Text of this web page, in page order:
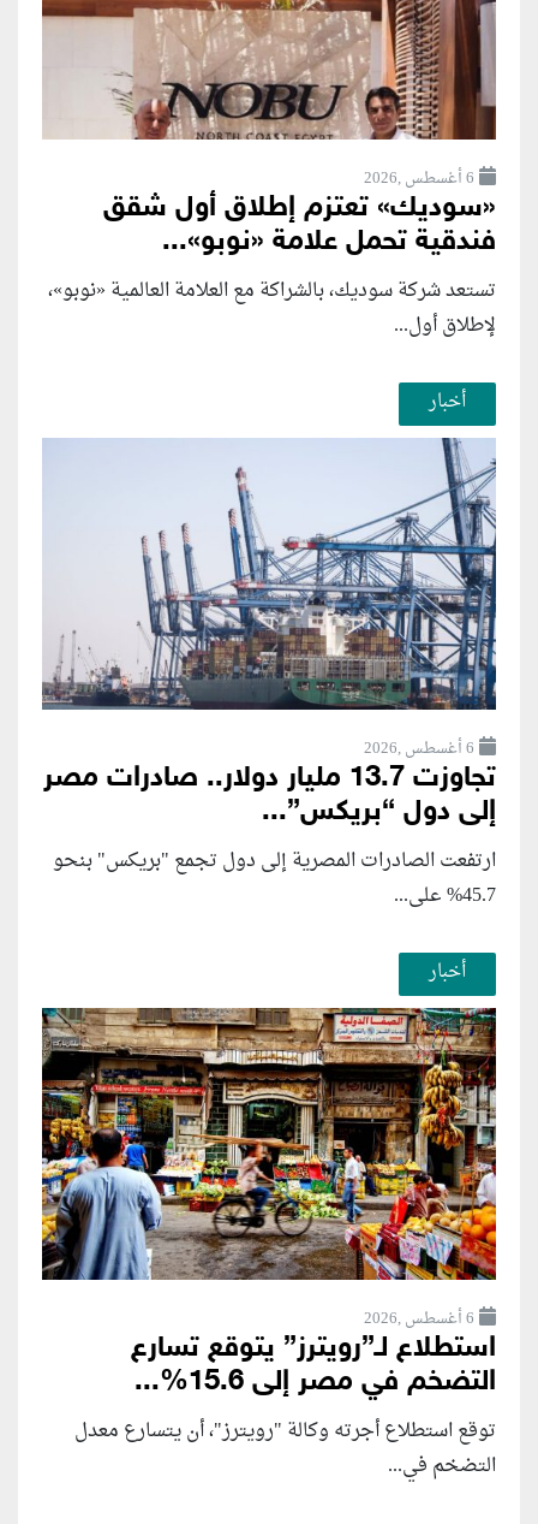
6 أغسطس ,2026
«سوديك» تعتزم إطلاق أول شقق
فندقية تحمل علامة «نوبو»...
تستعد شركة سوديك، بالشراكة مع العلامة العالمية «نوبو»،
لإطلاق أول...
أخبار
6 أغسطس ,2026
تجاوزت 13.7 مليار دولار.. صادرات مصر
إلى دول “بريكس”...
ارتفعت الصادرات المصرية إلى دول تجمع "بريكس" بنحو
45.7% على...
أخبار
6 أغسطس ,2026
استطلاع لـ”رويترز” يتوقع تسارع
التضخم في مصر إلى 15.6%...
توقع استطلاع أجرته وكالة "رويترز"، أن يتسارع ‌معدل
التضخم في...